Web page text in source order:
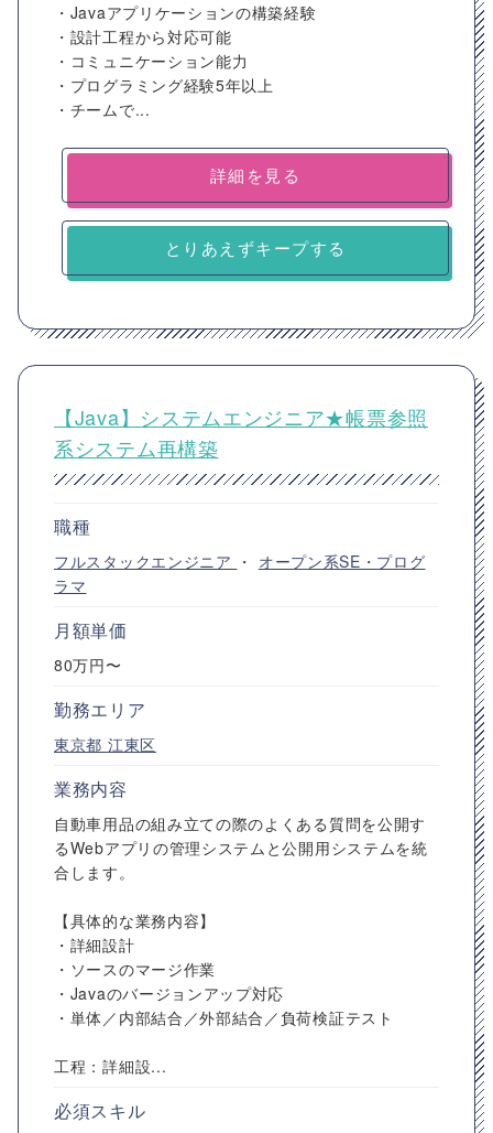
・Javaアプリケーションの構築経験
・設計工程から対応可能
・コミュニケーション能力
・プログラミング経験5年以上
・チームで...
詳細を見る
とりあえずキープする
【Java】システムエンジニア★帳票参照
系システム再構築
職種
フルスタックエンジニア ・ オープン系SE・プログ
ラマ
月額単価
80万円〜
勤務エリア
東京都 江東区
業務内容
自動車用品の組み立ての際のよくある質問を公開す
るWebアプリの管理システムと公開用システムを統
合します。
【具体的な業務内容】
・詳細設計
・ソースのマージ作業
・Javaのバージョンアップ対応
・単体／内部結合／外部結合／負荷検証テスト
工程：詳細設...
必須スキル